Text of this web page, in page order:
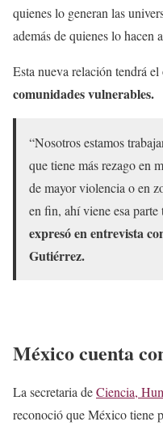
quienes lo generan las
además de quienes lo hacen
Esta nueva relación tendrá
comunidades vulnerables.
“Nosotros estamos
que tiene más rezago en
de mayor violencia o en
en fin, ahí viene esa
expresó en entrevista
Gutiérrez.
México cuenta
La secretaria deCiencia,
reconoció que México tiene